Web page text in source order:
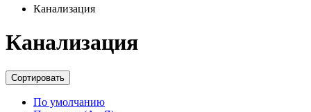
Канализация
Канализация
Сортировать
По умолчанию